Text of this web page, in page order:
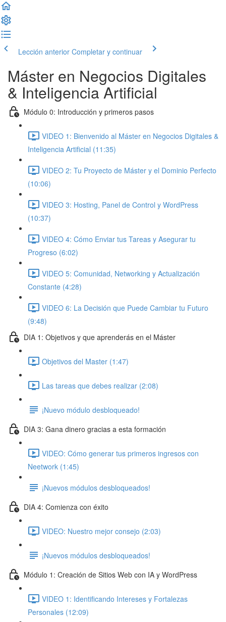
Lección anterior Completar y continuar
Máster en Negocios Digitales
& Inteligencia Artificial
Módulo 0: Introducción y primeros pasos
VIDEO 1: Bienvenido al Máster en Negocios Digitales &
Inteligencia Artificial (11:35)
VIDEO 2: Tu Proyecto de Máster y el Dominio Perfecto
(10:06)
VIDEO 3: Hosting, Panel de Control y WordPress
(10:37)
VIDEO 4: Cómo Enviar tus Tareas y Asegurar tu
Progreso (6:02)
VIDEO 5: Comunidad, Networking y Actualización
Constante (4:28)
VIDEO 6: La Decisión que Puede Cambiar tu Futuro
(9:48)
DIA 1: Objetivos y que aprenderás en el Máster
Objetivos del Master (1:47)
Las tareas que debes realizar (2:08)
¡Nuevo módulo desbloqueado!
DIA 3: Gana dinero gracias a esta formación
VIDEO: Cómo generar tus primeros ingresos con
Neetwork (1:45)
¡Nuevos módulos desbloqueados!
DIA 4: Comienza con éxito
VIDEO: Nuestro mejor consejo (2:03)
¡Nuevos módulos desbloqueados!
Módulo 1: Creación de Sitios Web con IA y WordPress
VIDEO 1: Identificando Intereses y Fortalezas
Personales (12:09)